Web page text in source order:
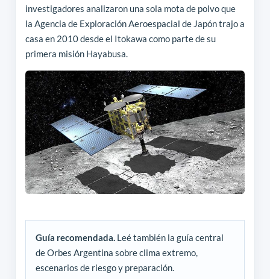
investigadores analizaron una sola mota de polvo que
la Agencia de Exploración Aeroespacial de Japón trajo a
casa en 2010 desde el Itokawa como parte de su
primera misión Hayabusa.
Guía recomendada.Leé también la guía central
de Orbes Argentina sobre clima extremo,
escenarios de riesgo y preparación.